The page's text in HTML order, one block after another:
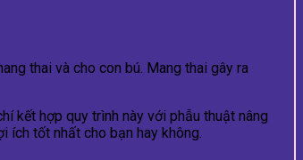
thai và cho con bú. Mang thai gây ra
kết hợp quy trình này với phẫu thuật nâng
ích tốt nhất cho bạn hay không.